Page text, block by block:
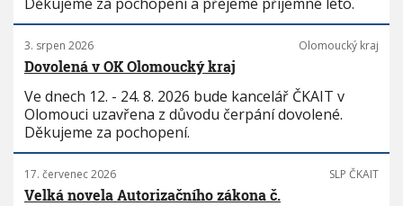
3. srpen 2026 Olomoucký kraj
Dovolená v OK Olomoucký kraj
Ve dnech 12. - 24. 8. 2026 bude kancelář ČKAIT v
Olomouci uzavřena z důvodu čerpání dovolené.
Děkujeme za pochopení.
17. červenec 2026 SLP ČKAIT
Velká novela Autorizačního zákona č.